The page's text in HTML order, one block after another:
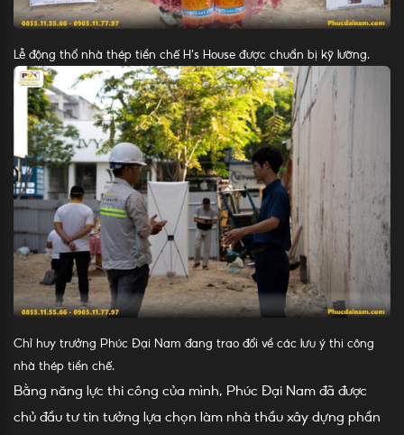
Lễ động thổ nhà thép tiền chế H’s House được chuẩn bị kỹ lưỡng.
Chỉ huy trưởng Phúc Đại Nam đang trao đổi về các lưu ý thi công
nhà thép tiền chế.
Bằng năng lực thi công của mình, Phúc Đại Nam đã được
chủ đầu tư tin tưởng lựa chọn làm nhà thầu xây dựng phần